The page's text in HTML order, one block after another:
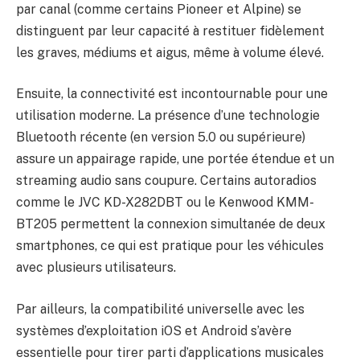
par canal (comme certains Pioneer et Alpine) se
distinguent par leur capacité à restituer fidèlement
les graves, médiums et aigus, même à volume élevé.
Ensuite, la connectivité est incontournable pour une
utilisation moderne. La présence d’une technologie
Bluetooth récente (en version 5.0 ou supérieure)
assure un appairage rapide, une portée étendue et un
streaming audio sans coupure. Certains autoradios
comme le JVC KD-X282DBT ou le Kenwood KMM-
BT205 permettent la connexion simultanée de deux
smartphones, ce qui est pratique pour les véhicules
avec plusieurs utilisateurs.
Par ailleurs, la compatibilité universelle avec les
systèmes d’exploitation iOS et Android s’avère
essentielle pour tirer parti d’applications musicales